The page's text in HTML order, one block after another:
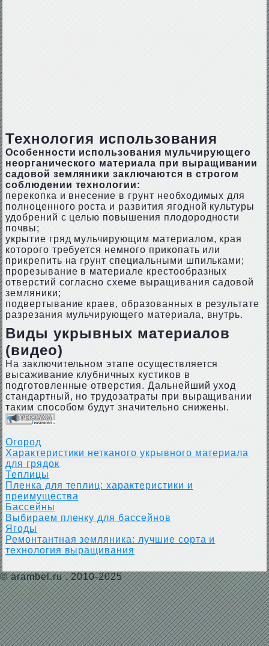
Технология использования
Особенности использования мульчирующего
неорганического материала при выращивании
садовой земляники заключаются в строгом
соблюдении технологии:
перекопка и внесение в грунт необходимых для
полноценного роста и развития ягодной культуры
удобрений с целью повышения плодородности
почвы;
укрытие гряд мульчирующим материалом, края
которого требуется немного прикопать или
прикрепить на грунт специальными шпильками;
прорезывание в материале крестообразных
отверстий согласно схеме выращивания садовой
земляники;
подвертывание краев, образованных в результате
разрезания мульчирующего материала, внутрь.
Виды укрывных материалов
(видео)
На заключительном этапе осуществляется
высаживание клубничных кустиков в
подготовленные отверстия. Дальнейший уход
стандартный, но трудозатраты при выращивании
таким способом будут значительно снижены.
Огород
Характеристики нетканого укрывного материала
для грядок
Теплицы
Пленка для теплиц: характеристики и
преимущества
Бассейны
Выбираем пленку для бассейнов
Ягоды
Ремонтантная земляника: лучшие сорта и
технология выращивания
© arambel.ru, 2010-2025